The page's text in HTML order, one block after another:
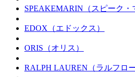
SPEAKEMARIN（スピーク・
EDOX（エドックス）
ORIS（オリス）
RALPH LAUREN（ラルフロー